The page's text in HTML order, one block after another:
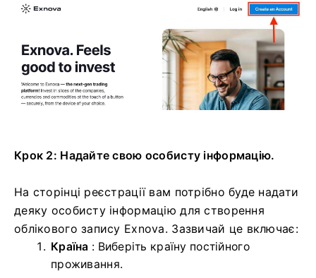
Крок 2: Надайте свою особисту інформацію.
На сторінці реєстрації вам потрібно буде надати
деяку особисту інформацію для створення
облікового запису Exnova. Зазвичай це включає:
Країна : Виберіть країну постійного
проживання.